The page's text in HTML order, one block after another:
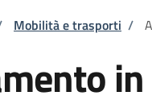
pane
Mobilità e trasporti /